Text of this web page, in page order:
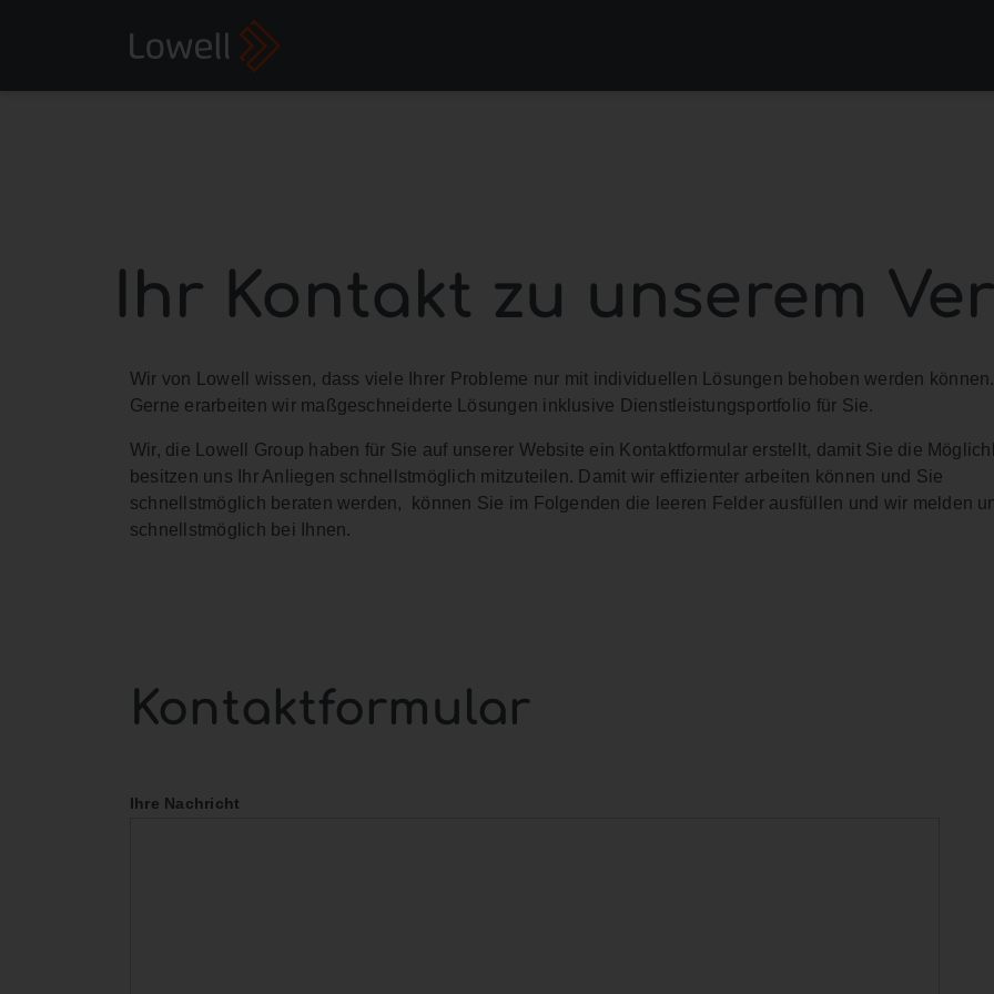
Ihr Kontakt zu unserem
Wir von Lowell wissen, dass viele Ihrer Probleme nur mit individuellen Lösungen behoben werden können.
Gerne erarbeiten wir maßgeschneiderte Lösungen inklusive Dienstleistungsportfolio für Sie.
Wir, die Lowell Group haben für Sie auf unserer Website ein Kontaktformular erstellt, damit Sie die
besitzen uns Ihr Anliegen schnellstmöglich mitzuteilen. Damit wir effizienter arbeiten können und Sie
schnellstmöglich beraten werden, können Sie im Folgenden die leeren Felder ausfüllen und wir melden
schnellstmöglich bei Ihnen.
Kontaktformular
Ihre Nachricht